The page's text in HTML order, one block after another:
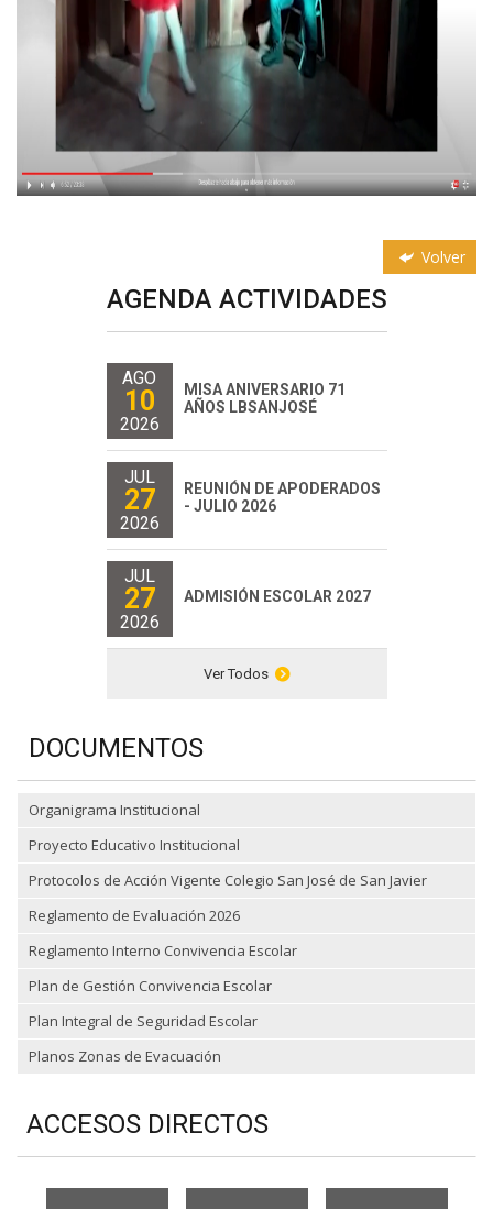
Volver
AGENDA ACTIVIDADES
AGO
10
2026
MISA ANIVERSARIO 71
AÑOS LBSANJOSÉ
JUL
27
2026
REUNIÓN DE APODERADOS
- JULIO 2026
JUL
27
2026
ADMISIÓN ESCOLAR 2027
Ver Todos
DOCUMENTOS
Organigrama Institucional
Proyecto Educativo Institucional
Protocolos de Acción Vigente Colegio San José de San Javier
Reglamento de Evaluación 2026
Reglamento Interno Convivencia Escolar
Plan de Gestión Convivencia Escolar
Plan Integral de Seguridad Escolar
Planos Zonas de Evacuación
ACCESOS DIRECTOS